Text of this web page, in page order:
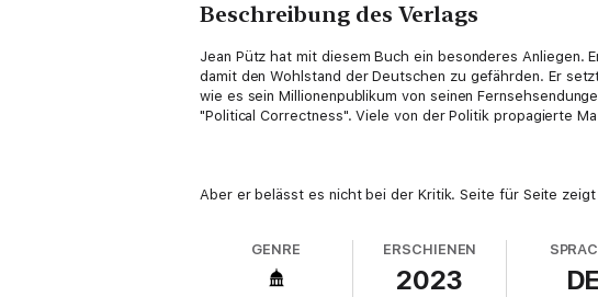
Beschreibung des Verlags
Jean Pütz hat mit diesem Buch ein besonderes Anliegen.
damit den Wohlstand der Deutschen zu gefährden. Er
wie es sein Millionenpublikum von seinen
"Political Correctness". Viele von der Politik propagierte
Aber er belässt es nicht bei der Kritik. Seite für Seite
GENRE ERSCHIENEN
2023 DE